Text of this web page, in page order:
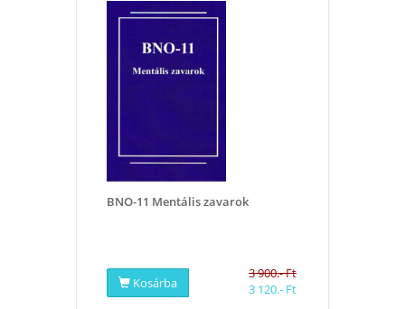
BNO-11 Mentális zavarok
Kosárba
3 900.- Ft
3 120.- Ft